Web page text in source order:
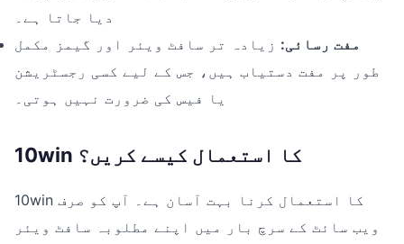
دیا جاتا ہے۔
مفت رسائی: زیادہ تر سافٹ ویئر اور گیمز مکمل
طور پر مفت دستیاب ہیں، جس کے لیے کسی رجسٹریشن
یا فیس کی ضرورت نہیں ہوتی۔
10win کا استعمال کیسے کریں؟
10win کا استعمال کرنا بہت آسان ہے۔ آپ کو صرف
ویب سائٹ کے سرچ بار میں اپنے مطلوبہ سافٹ ویئر